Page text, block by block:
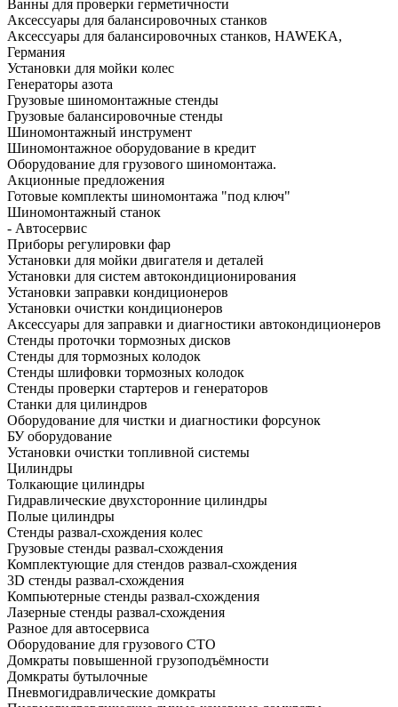
Ванны для проверки герметичности
Аксессуары для балансировочных станков
Аксессуары для балансировочных станков, HAWEKA,
Германия
Установки для мойки колес
Генераторы азота
Грузовые шиномонтажные стенды
Грузовые балансировочные стенды
Шиномонтажный инструмент
Шиномонтажное оборудование в кредит
Оборудование для грузового шиномонтажа.
Акционные предложения
Готовые комплекты шиномонтажа "под ключ"
Шиномонтажный станок
- Автосервис
Приборы регулировки фар
Установки для мойки двигателя и деталей
Установки для систем автокондиционирования
Установки заправки кондиционеров
Установки очистки кондиционеров
Аксессуары для заправки и диагностики автокондиционеров
Стенды проточки тормозных дисков
Стенды для тормозных колодок
Стенды шлифовки тормозных колодок
Стенды проверки стартеров и генераторов
Станки для цилиндров
Оборудование для чистки и диагностики форсунок
БУ оборудование
Установки очистки топливной системы
Цилиндры
Толкающие цилиндры
Гидравлические двухсторонние цилиндры
Полые цилиндры
Стенды развал-схождения колес
Грузовые стенды развал-схождения
Комплектующие для стендов развал-схождения
3D стенды развал-схождения
Компьютерные стенды развал-схождения
Лазерные стенды развал-схождения
Разное для автосервиса
Оборудование для грузового СТО
Домкраты повышенной грузоподъёмности
Домкраты бутылочные
Пневмогидравлические домкраты